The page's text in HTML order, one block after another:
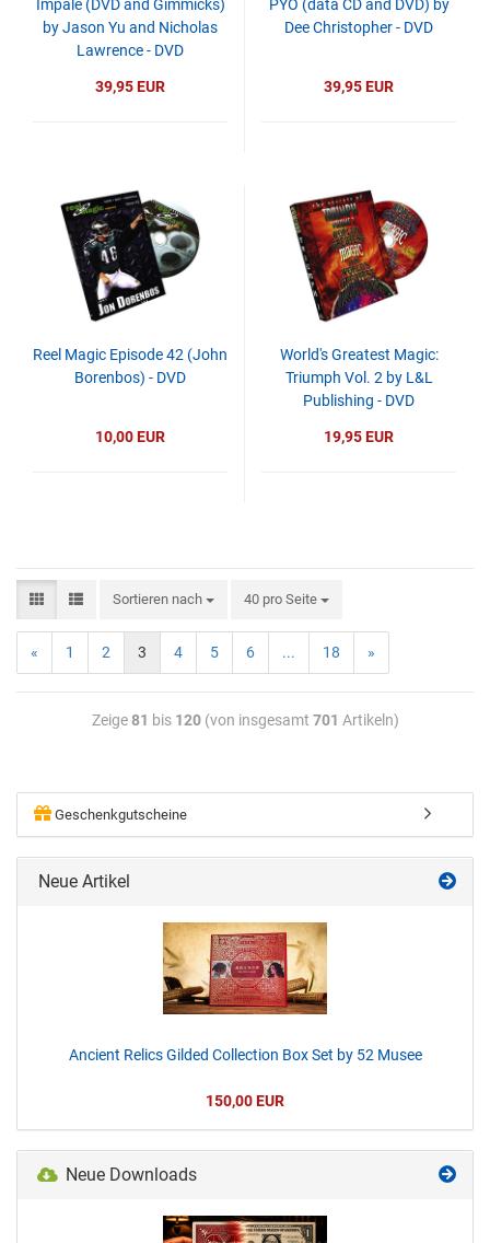
Impale (DVD and Gimmicks)
by Jason Yu and Nicholas
Lawrence - DVD
39,95 EUR
PYO (data CD and DVD) by
Dee Christopher - DVD
39,95 EUR
Reel Magic Episode 42 (John
Borenbos) - DVD
10,00 EUR
World's Greatest Magic:
Triumph Vol. 2 by L&L
Publishing - DVD
19,95 EUR
Sortieren nach 40 pro Seite
« 1 2 3 4 5 6 ... 18 »
Zeige81 bis 120(von insgesamt 701 Artikeln)
Geschenkgutscheine
Neue Artikel
Ancient Relics Gilded Collection Box Set by 52 Musee
150,00 EUR
Neue Downloads